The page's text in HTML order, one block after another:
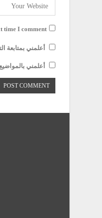
time I comment.
أعلمني بمتابعة
أعلمني